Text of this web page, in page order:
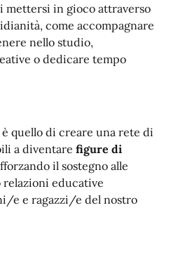
mettersi in gioco attraverso
come accompagnare
nello studio,
o dedicare tempo
è quello di creare una rete di
a diventare figure di
il sostegno alle
educative
e e ragazzi/e del nostro